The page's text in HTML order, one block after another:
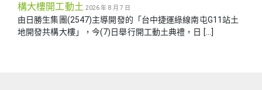
構大樓開工動土 2026 年 8 月 7 日
由日勝生集團(2547)主導開發的「台中捷運綠線南屯G11站土
地開發共構大樓」，今(7)日舉行開工動土典禮，日 […]